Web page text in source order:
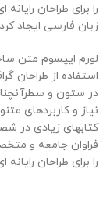
را برای طراحان
زبان فارسی ایجاد کرد
لورم ایپسوم متن
استفاده از طراحان
در ستون و
نیاز و کاربردهای
کتابهای زیادی در
فراوان جامعه و
را برای طراحان